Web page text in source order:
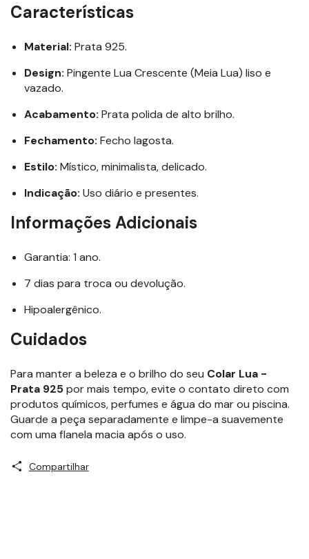
Características
Material: Prata 925.
Design: Pingente Lua Crescente (Meia Lua) liso e
vazado.
Acabamento: Prata polida de alto brilho.
Fechamento: Fecho lagosta.
Estilo: Místico, minimalista, delicado.
Indicação: Uso diário e presentes.
Informações Adicionais
Garantia: 1 ano.
7 dias para troca ou devolução.
Hipoalergênico.
Cuidados
Para manter a beleza e o brilho do seu Colar Lua -
Prata 925por mais tempo, evite o contato direto com
produtos químicos, perfumes e água do mar ou piscina.
Guarde a peça separadamente e limpe-a suavemente
com uma flanela macia após o uso.
Compartilhar